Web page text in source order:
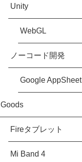
Unity
WebGL
ノーコード開発
Google AppSheet
Goods
Fireタブレット
Mi Band 4